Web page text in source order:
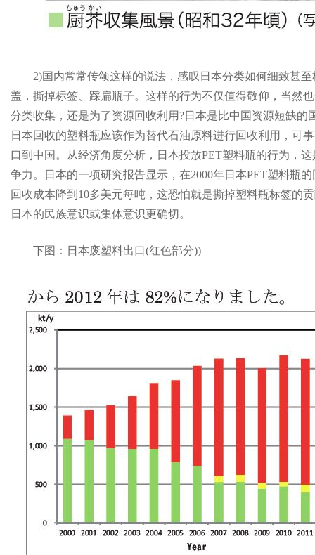
2)国内常常传颂这样的说法，感叹日本分类如何细致甚
盖，撕掉标签、踩扁瓶子。这样的行为不仅值得敬仰，当然
分类收集，还是为了资源回收利用?日本是比中国资源短缺
日本回收的塑料瓶应该作为替代石油原料进行回收利用，可
口到中国。从经济角度分析，日本投放PET塑料瓶的行为，
争力。日本的一项研究报告显示，在2000年日本PET塑料瓶
回收成本降到10多美元每吨，这恐怕就是撕掉塑料瓶标签的
日本的民族意识或集体意识更确切。
下图：日本废塑料出口(红色部分))